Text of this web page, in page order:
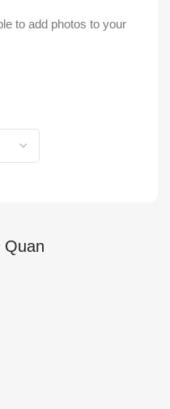
to add photos to your
Quan